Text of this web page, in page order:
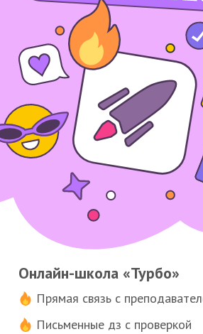
Онлайн-школа «Турбо»
Прямая связь с
Письменные дз с проверкой